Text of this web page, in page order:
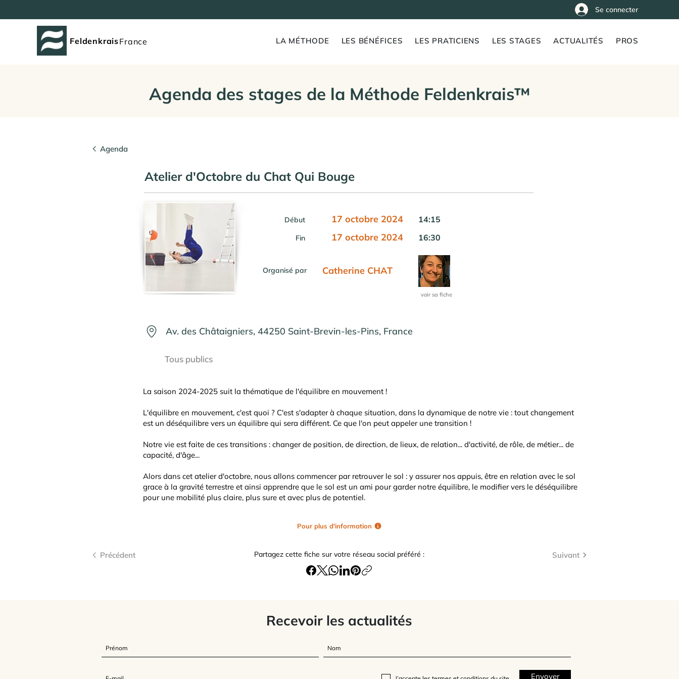
Se connecter
FeldenkraisFrance LA MÉTHODE LES BÉNÉFICES LES PRATICIENS LES STAGES ACTUALITÉS PROS
Agenda des stages de la Méthode Feldenkrais™
Agenda
Atelier d'Octobre du Chat Qui Bouge
Début 17 octobre 2024 14:15
Fin 17 octobre 2024 16:30
Organisé par Catherine CHAT
voir sa fiche
Av. des Châtaigniers, 44250 Saint-Brevin-les-Pins, France
Tous publics
La saison 2024-2025 suit la thématique de l'équilibre en mouvement !
L'équilibre en mouvement, c'est quoi ?​ C'est s'adapter à chaque situation, dans la dynamique de notre vie : tout changement
est un déséquilibre vers un équilibre qui sera différent. Ce que l'on peut appeler une transition !
​Notre vie est faite de ces transitions : changer de position, de direction, de lieux, de relation... d'activité, de rôle, de métier... de
capacité, d'âge...
Alors dans cet atelier d'octobre, nous allons commencer par retrouver le sol : y assurer nos appuis, être en relation avec le sol
grace à la gravité terrestre et ainsi apprendre que le sol est un ami pour garder notre équilibre, le modifier vers le déséquilibre
pour une mobilité plus claire, plus sure et avec plus de potentiel.
Pour plus d'information
Précédent Partagez cette fiche sur votre réseau social préféré : Suivant
Recevoir les actualités
Envoyer